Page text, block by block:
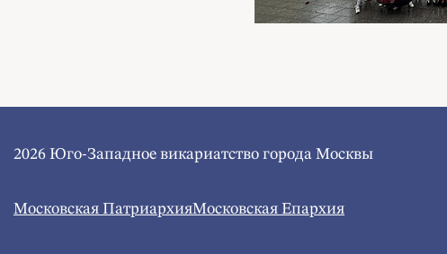
2026 Юго-Западное викариатство города Москвы
Московская ПатриархияМосковская Епархия